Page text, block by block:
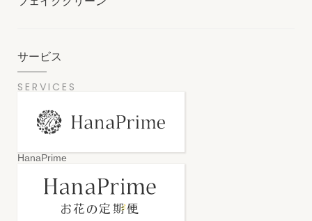
サービス
SERVICES
HanaPrime